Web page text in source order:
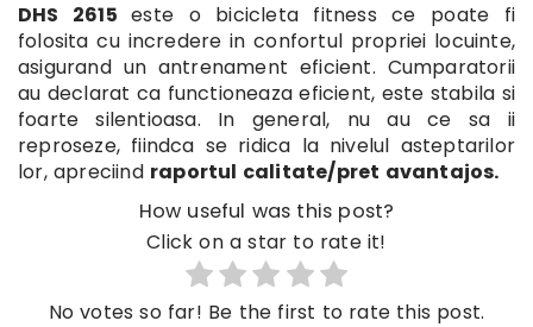
DHS 2615este o bicicleta fitness ce poate fi
folosita cu incredere in confortul propriei locuinte,
asigurand un antrenament eficient. Cumparatorii
au declarat ca functioneaza eficient, este stabila si
foarte silentioasa. In general, nu au ce sa ii
reproseze, fiindca se ridica la nivelul asteptarilor
lor, apreciind raportul calitate/pret avantajos.
How useful was this post?
Click on a star to rate it!
No votes so far! Be the first to rate this post.